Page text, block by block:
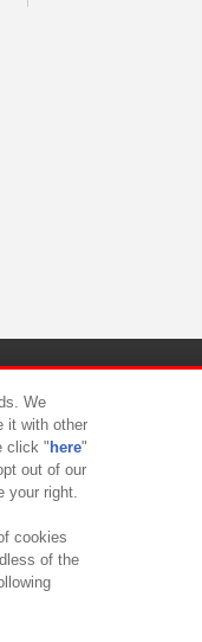
ト対応方針
We
it with other
click " here"
out of our
your right.
cookies
of the